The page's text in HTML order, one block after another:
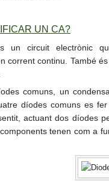
UN CA?
un circuit electrònic
corrent continu. També
comuns, un
díodes comuns es
actuant dos díodes
tenen com a